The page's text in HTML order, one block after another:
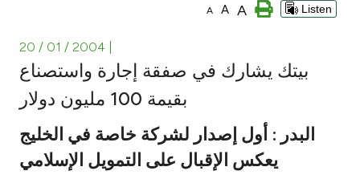
Investment
Tools & Services
A A A Listen
20 / 01 / 2004
بيتك يشارك في صفقة إجارة واستصناع
بقيمة 100 مليون دولار
البدر : أول إصدار لشركة خاصة في الخليج
يعكس الإقبال على التمويل الإسلامي